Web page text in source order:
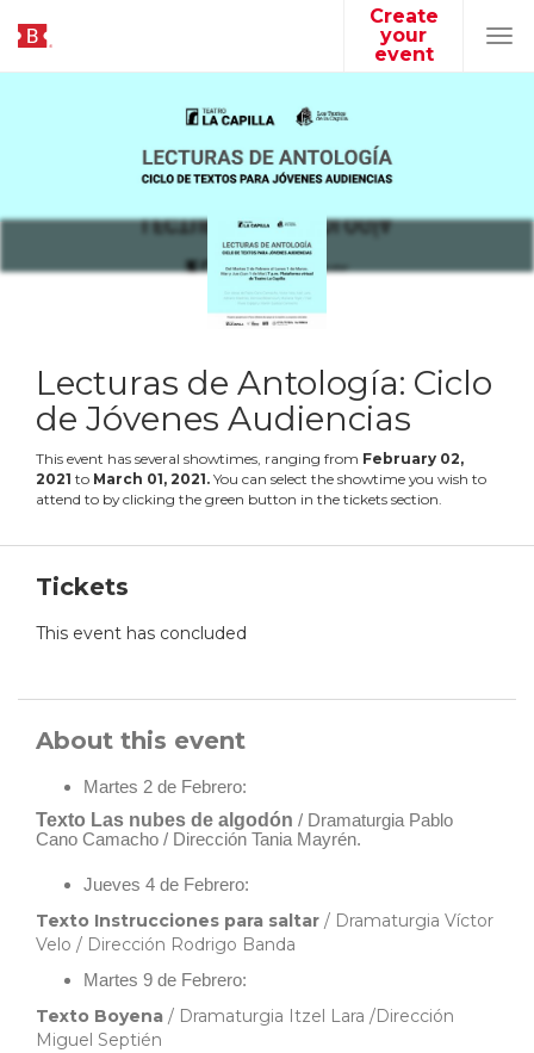
Create
your
event
Lecturas de Antología: Ciclo
de Jóvenes Audiencias
This event has several showtimes, ranging from February 02,
2021 to March 01, 2021. You can select the showtime you wish to
attend to by clicking the green button in the tickets section.
Tickets
This event has concluded
About this event
Martes 2 de Febrero:
Texto Las nubes de algodón / Dramaturgia Pablo
Cano Camacho / Dirección Tania Mayrén.
Jueves 4 de Febrero:
Texto Instrucciones para saltar / Dramaturgia Víctor
Velo / Dirección Rodrigo Banda
Martes 9 de Febrero:
Texto Boyena / Dramaturgia Itzel Lara /Dirección
Miguel Septién